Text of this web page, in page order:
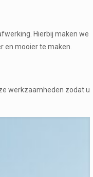
Hierbij maken we
en mooier te maken.
werkzaamheden zodat u